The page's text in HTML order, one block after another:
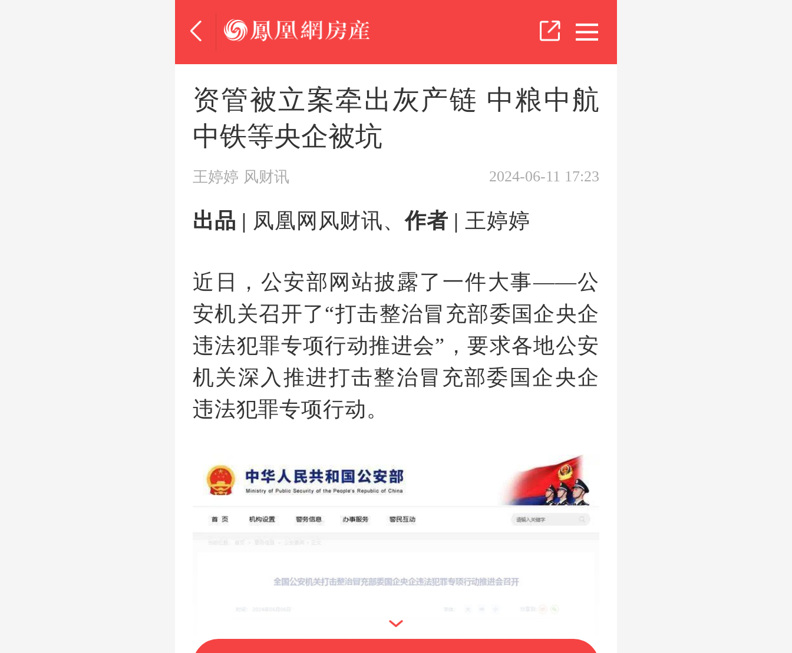
资管被立案牵出灰产链 中粮中航
中铁等央企被坑
王婷婷 风财讯 2024-06-11 17:23
出品 | 凤凰网风财讯、作者 | 王婷婷
近日，公安部网站披露了一件大事——公
安机关召开了“打击整治冒充部委国企央企
违法犯罪专项行动推进会”，要求各地公安
机关深入推进打击整治冒充部委国企央企
违法犯罪专项行动。